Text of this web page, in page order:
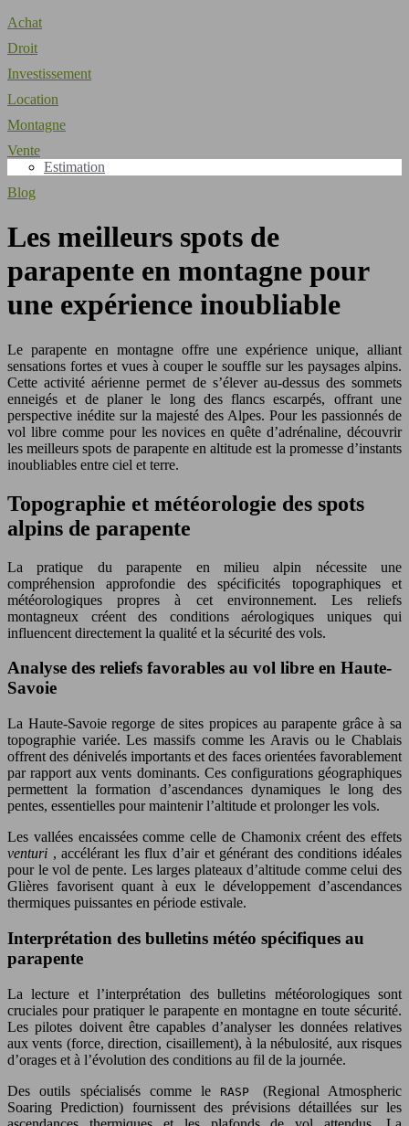
Achat
Droit
Investissement
Location
Montagne
Vente
Estimation
Blog
Les meilleurs spots de
parapente en montagne pour
une expérience inoubliable
Le parapente en montagne offre une expérience unique, alliant
sensations fortes et vues à couper le souffle sur les paysages alpins.
Cette activité aérienne permet de s’élever au-dessus des sommets
enneigés et de planer le long des flancs escarpés, offrant une
perspective inédite sur la majesté des Alpes. Pour les passionnés de
vol libre comme pour les novices en quête d’adrénaline, découvrir
les meilleurs spots de parapente en altitude est la promesse d’instants
inoubliables entre ciel et terre.
Topographie et météorologie des spots
alpins de parapente
La pratique du parapente en milieu alpin nécessite une
compréhension approfondie des spécificités topographiques et
météorologiques propres à cet environnement. Les reliefs
montagneux créent des conditions aérologiques uniques qui
influencent directement la qualité et la sécurité des vols.
Analyse des reliefs favorables au vol libre en Haute-
Savoie
La Haute-Savoie regorge de sites propices au parapente grâce à sa
topographie variée. Les massifs comme les Aravis ou le Chablais
offrent des dénivelés importants et des faces orientées favorablement
par rapport aux vents dominants. Ces configurations géographiques
permettent la formation d’ascendances dynamiques le long des
pentes, essentielles pour maintenir l’altitude et prolonger les vols.
Les vallées encaissées comme celle de Chamonix créent des effets
venturi , accélérant les flux d’air et générant des conditions idéales
pour le vol de pente. Les larges plateaux d’altitude comme celui des
Glières favorisent quant à eux le développement d’ascendances
thermiques puissantes en période estivale.
Interprétation des bulletins météo spécifiques au
parapente
La lecture et l’interprétation des bulletins météorologiques sont
cruciales pour pratiquer le parapente en montagne en toute sécurité.
Les pilotes doivent être capables d’analyser les données relatives
aux vents (force, direction, cisaillement), à la nébulosité, aux risques
d’orages et à l’évolution des conditions au fil de la journée.
Des outils spécialisés comme le
RASP (Regional Atmospheric
Soaring Prediction) fournissent des prévisions détaillées sur les